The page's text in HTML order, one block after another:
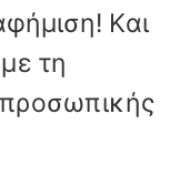
Και
τη